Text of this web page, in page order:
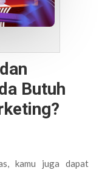
Butuh
kamu juga dapat